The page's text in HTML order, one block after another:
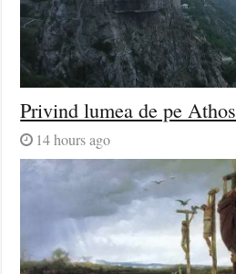
Privind lumea de pe Athos
14 hours ago